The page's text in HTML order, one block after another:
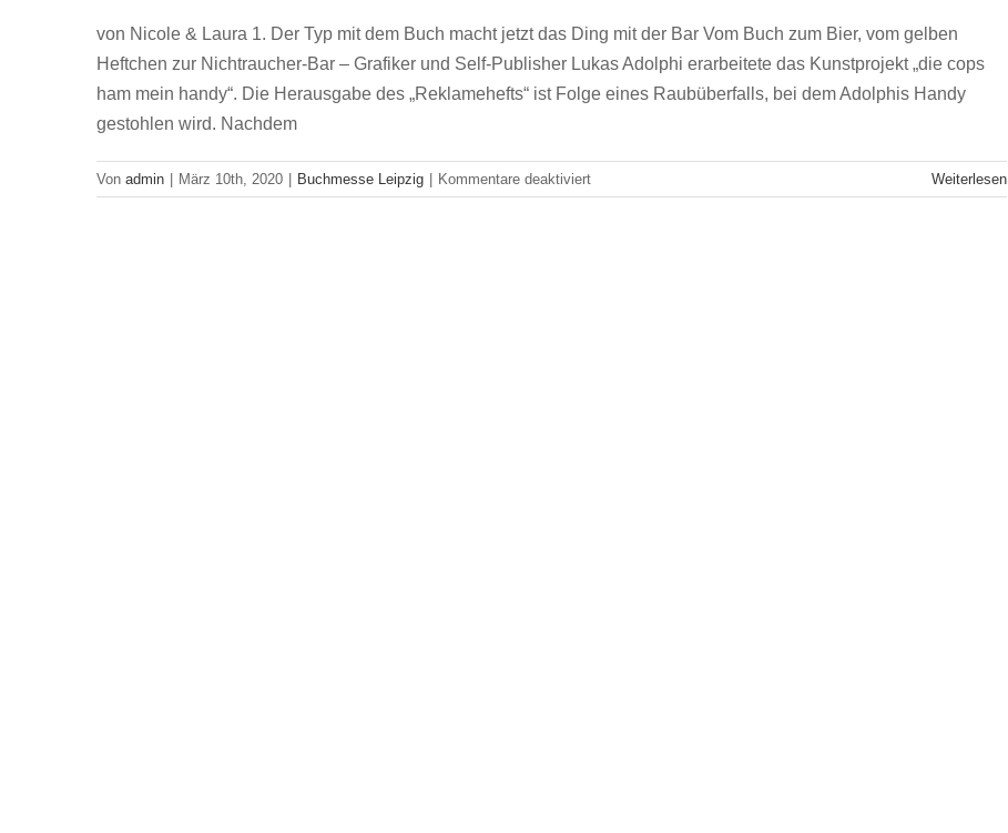
von Nicole & Laura 1. Der Typ mit dem Buch macht jetzt das Ding mit der Bar Vom Buch zum Bier, vom gelben
Heftchen zur Nichtraucher-Bar – Grafiker und Self-Publisher Lukas Adolphi erarbeitete das Kunstprojekt „die cops
ham mein handy“. Die Herausgabe des „Reklamehefts“ ist Folge eines Raubüberfalls, bei dem Adolphis Handy
gestohlen wird. Nachdem
Von admin März 10th, 2020 Buchmesse Leipzig Kommentare deaktiviertfür
5
Weiterlesen